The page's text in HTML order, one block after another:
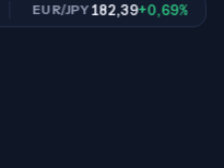
EUR/JPY182,39+0,69%